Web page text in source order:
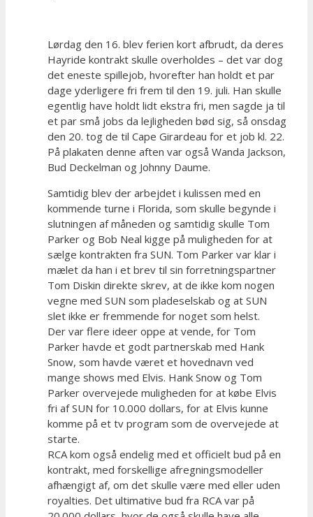
Lørdag den 16. blev ferien kort afbrudt, da deres
Hayride kontrakt skulle overholdes – det var dog
det eneste spillejob, hvorefter han holdt et par
dage yderligere fri frem til den 19. juli. Han skulle
egentlig have holdt lidt ekstra fri, men sagde ja til
et par små jobs da lejligheden bød sig, så onsdag
den 20. tog de til Cape Girardeau for et job kl. 22.
På plakaten denne aften var også Wanda Jackson,
Bud Deckelman og Johnny Daume.
Samtidig blev der arbejdet i kulissen med en
kommende turne i Florida, som skulle begynde i
slutningen af måneden og samtidig skulle Tom
Parker og Bob Neal kigge på muligheden for at
sælge kontrakten fra SUN. Tom Parker var klar i
mælet da han i et brev til sin forretningspartner
Tom Diskin direkte skrev, at de ikke kom nogen
vegne med SUN som pladeselskab og at SUN
slet ikke er fremmende for noget som helst.
Der var flere ideer oppe at vende, for Tom
Parker havde et godt partnerskab med Hank
Snow, som havde været et hovednavn ved
mange shows med Elvis. Hank Snow og Tom
Parker overvejede muligheden for at købe Elvis
fri af SUN for 10.000 dollars, for at Elvis kunne
komme på et tv program som de overvejede at
starte.
RCA kom også endelig med et officielt bud på en
kontrakt, med forskellige afregningsmodeller
afhængigt af, om det skulle være med eller uden
royalties. Det ultimative bud fra RCA var på